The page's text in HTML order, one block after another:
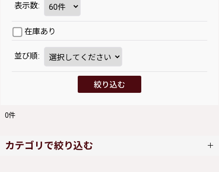
表示数:
在庫あり
並び順:
絞り込む
0件
カテゴリで絞り込む